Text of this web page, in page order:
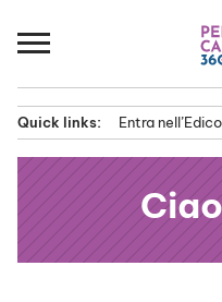
al
principale
Quick links: Entra